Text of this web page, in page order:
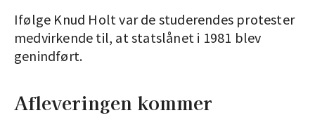
Ifølge Knud Holt var de studerendes protester
medvirkende til, at statslånet i 1981 blev
genindført.
Afleveringen kommer